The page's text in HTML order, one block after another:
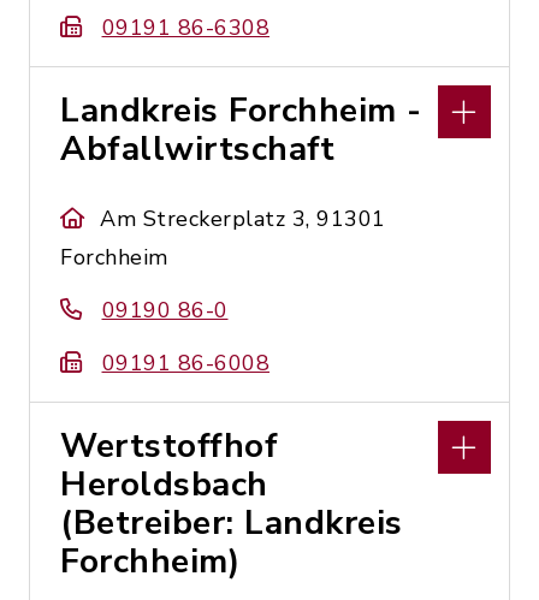
09191 86-6308
Landkreis Forchheim -
Abfallwirtschaft
Am Streckerplatz 3, 91301
Forchheim
09190 86-0
09191 86-6008
Wertstoffhof
Heroldsbach
(Betreiber: Landkreis
Forchheim)